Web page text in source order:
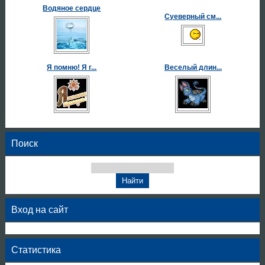
Водяное сердце
Суеверный см...
Я помню! Я г... Веселый длин...
Поиск
Вход на сайт
Статистика